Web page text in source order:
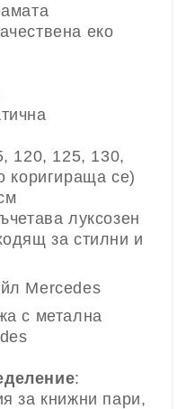
еко
120, 125, 130,
коригираща се)
луксозен
за стилни и
Mercedes
с метална
:
за книжни пари,